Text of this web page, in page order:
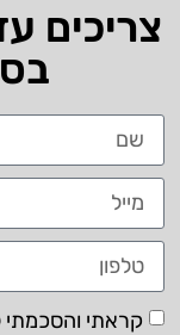
צריכים
קראתי והסכמתי